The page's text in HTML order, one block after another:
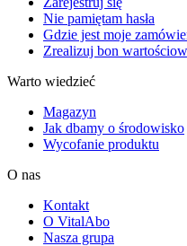
Nie pamiętam hasła
Gdzie jest moje
Zrealizuj bon
Warto wiedzieć
Magazyn
Jak dbamy o środowisko
Wycofanie produktu
O nas
Kontakt
O VitalAbo
Nasza grupa